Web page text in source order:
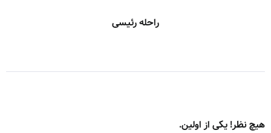
راحله رئیسی
هیچ نظر! یکی از اولین.